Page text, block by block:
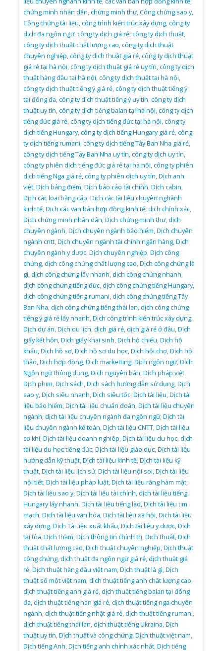
chứng minh nhân dân,chứng minh thư,Công chứng sao y,
Công chứng tài liệu,công trình kiến trúc xây dựng,công ty
dịch đa ngôn ngữ,công ty dịch giá rẻ,công ty dịch thuật,
công ty dịch thuật chất lượng cao,công ty dịch thuật
chuyên nghiệp,công ty dịch thuật giá rẻ,công ty dịch thuật
giá rẻ tại hà nội,công ty dịch thuật giá rẻ uy tín,công ty dịch
thuật hàng đầu tại hà nội,công ty dịch thuật tại hà nội,
công ty dịch thuật tiếng ý giá rẻ,công ty dịch thuật tiếng ý
tại đống đa,công ty dịch thuật tiếng ý uy tín,công ty dịch
thuật uy tín,công ty dịch tiếng balan tại hà nội,công ty dịch
tiếng đức giá rẻ,công ty dịch tiếng đức tại hà nội,công ty
dịch tiếng Hungary,công ty dịch tiếng Hungary giá rẻ,công
ty dịch tiếng rumani,công ty dịch tiếng Tây Ban Nha giá rẻ,
công ty dịch tiếng Tây Ban Nha uy tín,công ty dịch uy tín,
công ty phiên dịch tiếng đức giá rẻ tại hà nội,công ty phiên
dịch tiếng Nga giá rẻ,công ty phiên dịch uy tín,Dịch anh
việt,Dịch bảng điểm,Dịch báo cáo tài chính,Dịch cabin,
Dịch các loại bằng cấp,Dịch các tài liệu chuyên nghành
kinh tế,Dịch các văn bản hợp đồng kinh tế,dịch chính xác,
Dịch chứng minh nhân dân,Dịch chứng minh thư,dịch
chuyên ngành,Dịch chuyên ngành bảo hiểm,Dịch chuyên
ngành cntt,Dịch chuyên ngành tài chính ngân hàng,Dịch
chuyên ngành y dược,Dịch chuyên nghiệp,Dịch công
chứng,dịch công chứng chất lượng cao,Dịch công chứng là
gì,dịch công chứng lấy nhanh,dịch công chứng nhanh,
dịch công chứng tiếng đức,dịch công chứng tiếng Hungary,
dịch công chứng tiếng rumani,dịch công chứng tiếng Tây
Ban Nha,dịch công chứng tiếng thái lan,dịch công chứng
tiếng ý giá rẻ lấy nhanh,Dịch công trình kiến trúc xây dựng,
Dịch dự án,Dịch du lịch,dịch giá rẻ,dịch giá rẻ ở đâu,Dịch
giấy kết hôn,Dịch giấy khai sinh,Dịch hộ chiếu,Dịch hộ
khẩu,Dịch hồ sơ,Dịch hồ sơ du học,Dịch hội chợ,Dịch hội
thảo,Dịch hợp đồng,Dịch marketting,Dịch ngôn ngữ,Dịch
Ngôn ngữ thông dụng,Dịch nguyên bản,Dịch pháp việt,
Dịch phim,Dịch sách,Dịch sách hướng dẫn sử dụng,Dịch
sao y,Dịch siêu nhanh,Dịch siêu tốc,Dịch tài liệu,Dịch tài
liệu bảo hiểm,Dịch tài liệu chuẩn đoán,Dịch tài liệu chuyên
ngành,dịch tài liệu chuyên ngành đa ngôn ngữ,Dịch tài
liệu chuyên ngành kế toán,Dịch tài liệu CNTT,Dịch tài liệu
cơ khí,Dịch tài liệu doanh nghiêp,Dịch tài liệu du học,dịch
tài liệu du học tiếng đức,Dịch tài liệu giáo dục,Dịch tài liệu
hướng dẫn kỹ thuật,Dịch tài liệu kinh tế,Dịch tài liệu kỹ
thuật,Dịch tài liệu lịch sử,Dịch tài liệu nội soi,Dịch tài liệu
nội tiết,Dịch tài liệu pháp luật,Dịch tài liệu răng hàm mặt,
Dịch tài liệu sao y,Dịch tài liệu tài chính,dịch tài liệu tiếng
Hungary lấy nhanh,Dịch tài liệu tiếng lào,Dịch tài liệu tim
mạch,Dịch tài liệu văn hóa,Dịch tài liệu xã hội,Dịch tài liệu
xây dựng,Dịch Tài liệu xuất khẩu,Dịch tài liệu y dược,Dịch
tại tòa,Dịch thầm,Dịch thông tin chính trị,Dịch thuật,Dịch
thuật chất lượng cao,Dịch thuật chuyên nghiệp,Dịch thuật
công chứng,dịch thuật đa ngôn ngữ giá rẻ,dịch thuật giá
rẻ,Dịch thuật hàng đầu việt nam,Dịch thuật là gì,Dịch
thuật số một việt nam,dịch thuật tiếng anh chất lượng cao,
dịch thuật tiếng anh giá rẻ,dịch thuật tiếng balan tại đống
đa,dịch thuật tiếng hàn giá rẻ,dịch thuật tiếng nga chuyên
ngành,dịch thuật tiếng nhật giá rẻ,dịch thuật tiếng rumani,
dịch thuật tiếng thái lan,dịch thuật tiếng Ukraina,Dịch
thuật uy tín,Dịch thuật và công chứng,Dịch thuật việt nam,
Dịch tiếng Anh,Dịch tiếng anh chính xác nhất,Dịch tiếng